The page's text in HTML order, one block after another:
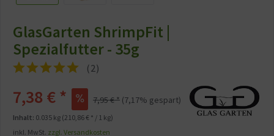
GlasGarten ShrimpFit |
Spezialfutter - 35g
(2)
7,38 € * 7,95 € * (7,17% gespart)
Inhalt: 0.035 kg (210,86 € * / 1 kg)
inkl. MwSt. zzgl. Versandkosten